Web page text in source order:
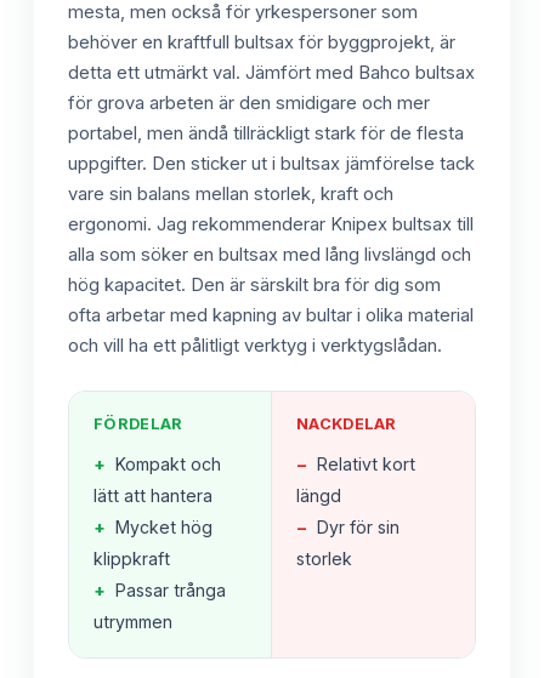
mesta, men också för yrkespersoner som
behöver en kraftfull bultsax för byggprojekt, är
detta ett utmärkt val. Jämfört med Bahco bultsax
för grova arbeten är den smidigare och mer
portabel, men ändå tillräckligt stark för de flesta
uppgifter. Den sticker ut i bultsax jämförelse tack
vare sin balans mellan storlek, kraft och
ergonomi. Jag rekommenderar Knipex bultsax till
alla som söker en bultsax med lång livslängd och
hög kapacitet. Den är särskilt bra för dig som
ofta arbetar med kapning av bultar i olika material
och vill ha ett pålitligt verktyg i verktygslådan.
FÖRDELAR
+ Kompakt och
lätt att hantera
+ Mycket hög
klippkraft
+ Passar trånga
utrymmen
NACKDELAR
− Relativt kort
längd
− Dyr för sin
storlek